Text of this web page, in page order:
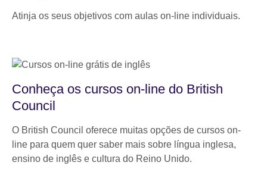
Atinja os seus objetivos com aulas on-line individuais.
Conheça os cursos on-line do British
Council
O British Council oferece muitas opções de cursos on-
line para quem quer saber mais sobre língua inglesa,
ensino de inglês e cultura do Reino Unido.